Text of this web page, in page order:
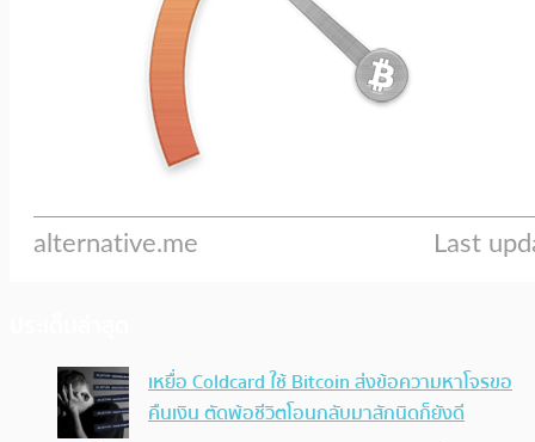
เหยื่อ Coldcard ใช้ Bitcoin ส่งข้อความหาโจรขอ
คืนเงิน ตัดพ้อชีวิตโอนกลับมาสักนิดก็ยังดี